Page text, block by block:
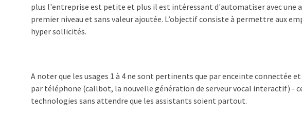
plus l'entreprise est petite et plus il est intéressant d'automatiser avec
premier niveau et sans valeur ajoutée. L’objectif consiste à permettre aux
hyper sollicités.
A noter que les usages 1 à 4 ne sont pertinents que par enceinte connectée
par téléphone (callbot, la nouvelle génération de serveur vocal interactif) -
technologies sans attendre que les assistants soient partout.